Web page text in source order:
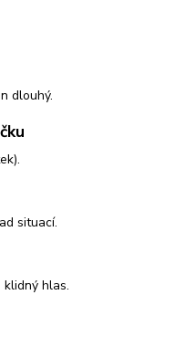
dlouhý.
situací.
hlas.